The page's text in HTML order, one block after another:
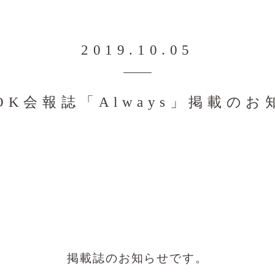
2019.10.05
会報誌「Always」掲載のお
掲載誌のお知らせです。